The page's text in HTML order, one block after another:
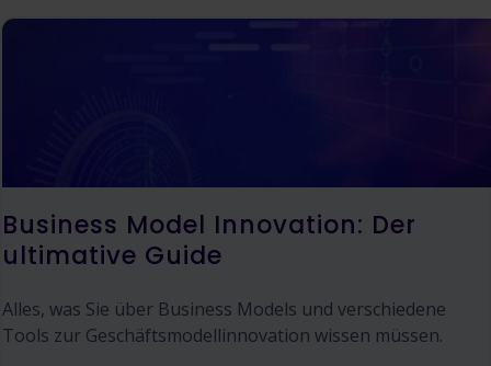
Business Model Innovation: Der
ultimative Guide
Alles, was Sie über Business Models und verschiedene
Tools zur Geschäftsmodellinnovation wissen müssen.